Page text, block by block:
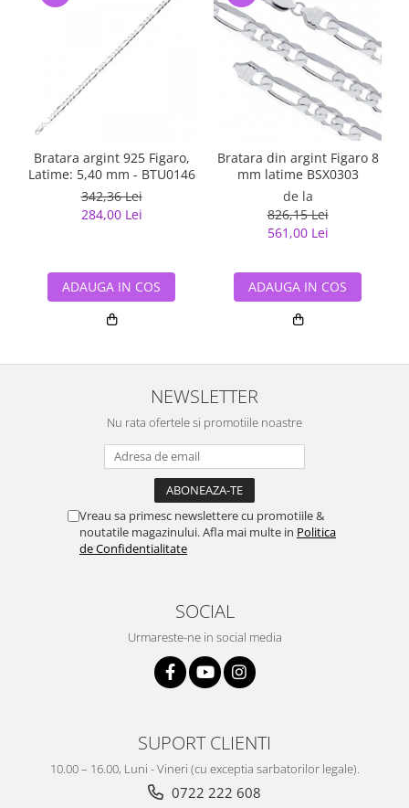
Bratara argint 925 Figaro,
Latime: 5,40 mm - BTU0146
342,36 Lei
284,00 Lei
ADAUGA IN COS
Bratara din argint Figaro 8
mm latime BSX0303
de la
826,15 Lei
561,00 Lei
ADAUGA IN COS
NEWSLETTER
Nu rata ofertele si promotiile noastre
Vreau sa primesc newslettere cu promotiile &
noutatile magazinului. Afla mai multe in Politica
de Confidentialitate
SOCIAL
Urmareste-ne in social media
SUPORT CLIENTI
10.00 – 16.00, Luni - Vineri (cu exceptia sarbatorilor legale).
0722 222 608